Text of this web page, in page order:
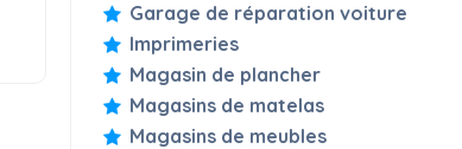
Garage de réparation voiture
Imprimeries
Magasin de plancher
Magasins de matelas
Magasins de meubles